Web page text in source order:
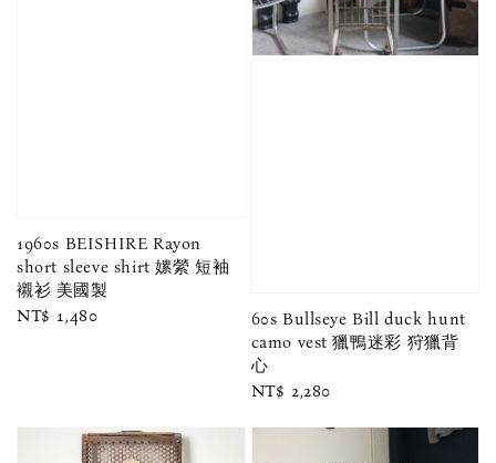
1960s BEISHIRE Rayon
short sleeve shirt 嫘縈 短袖
襯衫 美國製
Regular
NT$ 1,480
60s Bullseye Bill duck hunt
camo vest 獵鴨迷彩 狩獵背
心
Regular
NT$ 2,280